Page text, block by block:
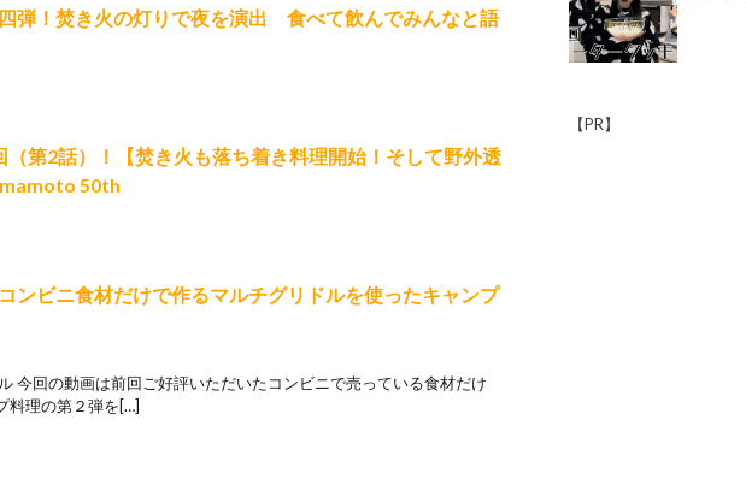
弾！焚き火の灯りで夜を演出 食べて飲んでみんなと語
第2話）！【焚き火も落ち着き料理開始！そして野外透
50th
ンビニ食材だけで作るマルチグリドルを使ったキャンプ
回の動画は前回ご好評いただいたコンビニで売っている食材だけ
料理の第２弾を[…]
【PR】